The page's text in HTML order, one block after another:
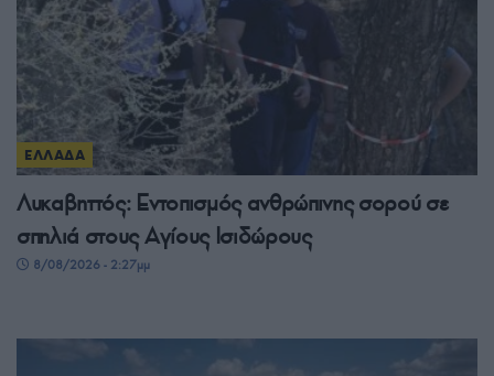
ΕΛΛΑΔΑ
Λυκαβηττός: Εντοπισμός ανθρώπινης σορού σε
σπηλιά στους Αγίους Ισιδώρους
8/08/2026 - 2:27μμ